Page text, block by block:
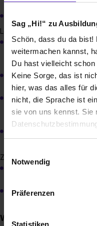
Sag „Hi!“ zu
Schön, dass du da bist!
weitermachen kannst,
Du hast vielleicht
Keine Sorge, das ist
hier, was das alles für
nicht, die Sprache ist
sie von uns kennst. Sie
Benutzung der
Webseite zu analysieren
Notwendig
Präferenzen
Statistiken
Lebenslauf
Persönliche Angaben wie
und -ort
Schullaufbahn und ggf.
Praktika, Nebenjobs,
Tätigkeiten
Auslandsaufenthalte oder
vorhanden
Zeugnisse
Die letzten beiden
Arbeitszeugnisse und -
Was ist bei der Online-